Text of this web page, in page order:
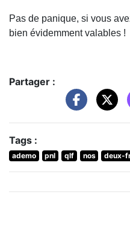
Pas de panique, si vous
bien évidemment valables !
Partager :
Tags :
ademo pnl qlf nos deux-